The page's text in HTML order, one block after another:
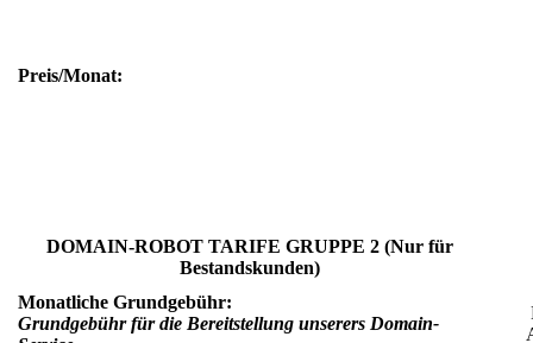
Preis/Monat:
DOMAIN-ROBOT TARIFE GRUPPE 2 (Nur für
Bestandskunden)
Monatliche Grundgebühr:
Grundgebühr für die Bereitstellung unserers Domain-